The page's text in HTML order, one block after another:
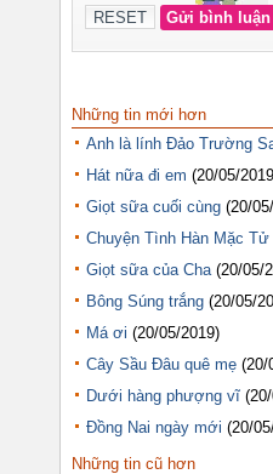
Những tin mới hơn
Anh là lính Đảo Trường
Hát nữa đi em (20/05/
Giọt sữa cuối cùng (20/
Chuyện Tình Hàn Mặc Tử
Giọt sữa của Cha (20/05/
Bông Súng trắng (20/05/
Má ơi (20/05/2019)
Cây Sầu Đâu quê mẹ (20/
Dưới hàng phượng vĩ
Đồng Nai ngày mới (20/
Những tin cũ hơn